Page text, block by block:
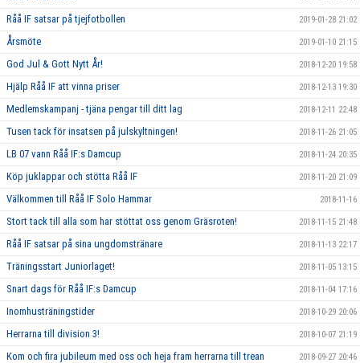
Råå IF satsar på tjejfotbollen 2019-01-28 21:02
Årsmöte 2019-01-10 21:15
God Jul & Gott Nytt År! 2018-12-20 19:58
Hjälp Råå IF att vinna priser 2018-12-13 19:30
Medlemskampanj - tjäna pengar till ditt lag 2018-12-11 22:48
Tusen tack för insatsen på julskyltningen! 2018-11-26 21:05
LB 07 vann Råå IF:s Damcup 2018-11-24 20:35
Köp juklappar och stötta Råå IF 2018-11-20 21:09
Välkommen till Råå IF Solo Hammar 2018-11-16
Stort tack till alla som har stöttat oss genom Gräsroten! 2018-11-15 21:48
Råå IF satsar på sina ungdomstränare 2018-11-13 22:17
Träningsstart Juniorlaget! 2018-11-05 13:15
Snart dags för Råå IF:s Damcup 2018-11-04 17:16
Inomhusträningstider 2018-10-29 20:06
Herrarna till division 3! 2018-10-07 21:19
Kom och fira jubileum med oss och heja fram herrarna till trean 2018-09-27 20:46